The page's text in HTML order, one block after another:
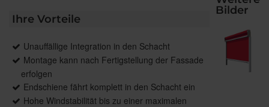
Ihre Vorteile
Unauffällige Integration in den Schacht
Montage kann nach Fertigstellung der Fassade
erfolgen
Endschiene fährt komplett in den Schacht ein
Hohe Windstabilität bis zu einer maximalen
Bilder